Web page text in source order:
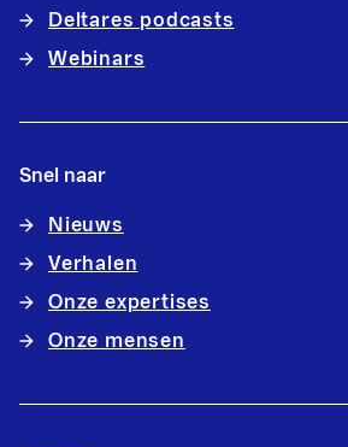
Deltares podcasts
Webinars
Snel naar
Nieuws
Verhalen
Onze expertises
Onze mensen